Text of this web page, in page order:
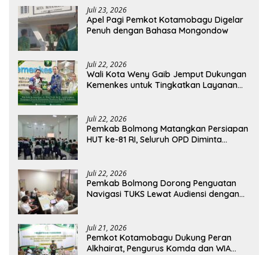
Juli 23, 2026
Apel Pagi Pemkot Kotamobagu Digelar
Penuh dengan Bahasa Mongondow
Juli 22, 2026
Wali Kota Weny Gaib Jemput Dukungan
Kemenkes untuk Tingkatkan Layanan
Juli 22, 2026
Pemkab Bolmong Matangkan Persiapan
HUT ke-81 RI, Seluruh OPD Diminta
Juli 22, 2026
Pemkab Bolmong Dorong Penguatan
Navigasi TUKS Lewat Audiensi dengan
Juli 21, 2026
Pemkot Kotamobagu Dukung Peran
Alkhairat, Pengurus Komda dan WIA